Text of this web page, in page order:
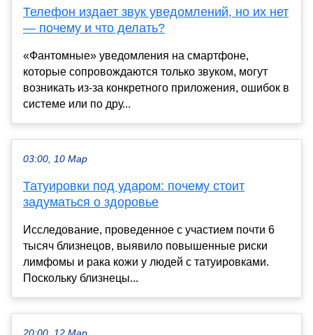
Телефон издает звук уведомлений, но их нет
— почему и что делать?
«Фантомные» уведомления на смартфоне,
которые сопровождаются только звуком, могут
возникать из-за конкретного приложения, ошибок в
системе или по дру...
03:00, 10 Мар
Татуировки под ударом: почему стоит
задуматься о здоровье
Исследование, проведенное с участием почти 6
тысяч близнецов, выявило повышенные риски
лимфомы и рака кожи у людей с татуировками.
Поскольку близнецы...